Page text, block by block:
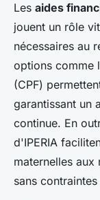
Les aides
jouent un rôle
nécessaires au
options comme
(CPF)
garantissant un
continue. En
d'IPERIA
maternelles aux
sans